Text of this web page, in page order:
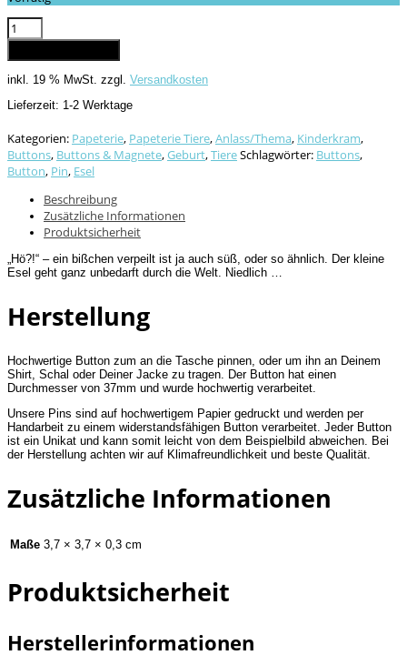
Button
"Esel",
37mm
Menge
inkl. 19 % MwSt. zzgl. Versandkosten
Lieferzeit: 1-2 Werktage
Kategorien: Papeterie, Papeterie Tiere,Anlass/Thema, Kinderkram,
Buttons, Buttons & Magnete,Geburt,TiereSchlagwörter: Buttons,
Button, Pin, Esel
Beschreibung
Zusätzliche Informationen
Produktsicherheit
„Hö?!“ – ein bißchen verpeilt ist ja auch süß, oder so ähnlich. Der kleine
Esel geht ganz unbedarft durch die Welt. Niedlich …
Herstellung
Hochwertige Button zum an die Tasche pinnen, oder um ihn an Deinem
Shirt, Schal oder Deiner Jacke zu tragen. Der Button hat einen
Durchmesser von 37mm und wurde hochwertig verarbeitet.
Unsere Pins sind auf hochwertigem Papier gedruckt und werden per
Handarbeit zu einem widerstandsfähigen Button verarbeitet. Jeder Button
ist ein Unikat und kann somit leicht von dem Beispielbild abweichen. Bei
der Herstellung achten wir auf Klimafreundlichkeit und beste Qualität.
Zusätzliche Informationen
Maße 3,7 × 3,7 × 0,3 cm
Produktsicherheit
Herstellerinformationen